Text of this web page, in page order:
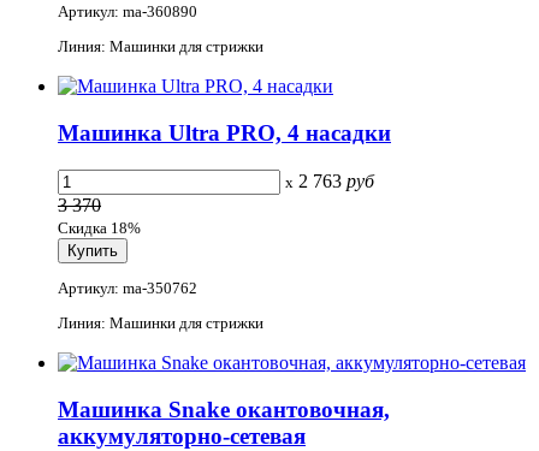
Артикул: ma-360890
Линия: Машинки для стрижки
Машинка Ultra PRO, 4 насадки
x 2 763 руб
3 370
Скидка 18%
Артикул: ma-350762
Линия: Машинки для стрижки
Машинка Snake окантовочная,
аккумуляторно-сетевая